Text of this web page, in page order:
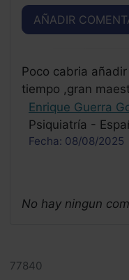
AÑADIR
Poco cabria
tiempo ,gran
Enrique Guerra
Psiquiatría -
Fecha: 08/08/2025
No hay ningun
77840